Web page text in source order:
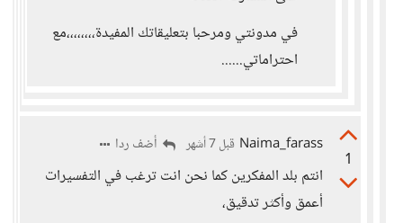
في مدونتي ومرحبا بتعليقاتك المفيدة،،،،،،،،مع
احتراماتي......
1
Naima_farass قبل 7 أشهر أضف ردا
انتم بلد المفكرين كما نحن انت ترغب في التفسيرات
أعمق وأكثر تدقيق،